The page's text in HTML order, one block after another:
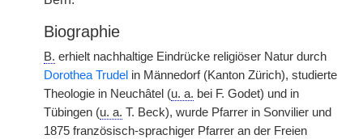
Biographie
B. erhielt nachhaltige Eindrücke religiöser Natur durch
Dorothea Trudel in Männedorf (Kanton Zürich), studierte
Theologie in Neuchâtel (u. a. bei F. Godet) und in
Tübingen (u. a. T. Beck), wurde Pfarrer in Sonvilier und
1875 französisch-sprachiger Pfarrer an der Freien